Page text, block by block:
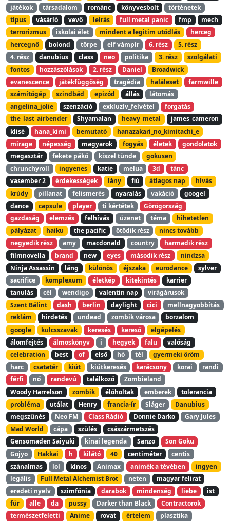
játékok
társadalom románc könyvesbolt
történetek
típus
vásárló vevő leírás full metal panic fmp
mech
terrorizmus
iskolai élet mindent a legitim utódlás
herceg
hercegnő
bolond törpe elf vámpír 6. rész
5. rész
4. rész
danubius class neo politika 3. rész
szolgálati
fontos
hozzászólások 2. rész Daniel
Broadwick
evanescence
játékfüggőség tragédia haláleset
farmwille
számítógép
szindbád epizód állás
látomás
angelina_jolie
szenzáció exkluzív_felvétel
forgatás
the_last_airbender
Shyamalan heavy_metal
james_cameron
klisé
hana_kimi bemutató
hanazakari_no_kimitachi_e
mirage
népesség magyarok fogyás életek
gondolatok
megasztár
fekete pákó kiszel tünde
gokusen
chrunchyroll
ingyenes katie melua 3d
tánc
vasember 2
érdekességek lány fiú átlagos nap
hívás
krúdy
pillanat felismerés nyaralás vakáció
googel
dance
capsule player ti kértétek
Görögország
gazdaság
elemzés felhívás üzenet téma
hihetetlen
pályázat
haiku the pacific ötödik rész
nincs tovább
negyedik rész
amy macdonald country
harmadik rész
filmnovella
brand new eyes második rész
nindzsa
Ninja Assassin
láng különös éjszaka eurodance
sylver
sacrifice
komplexum életkép kitekintés
karrier
tanulás
cél wendigo valentin nap
virágárusok
Szent Bálint
dash berlin daylight cici
mellnagyobbítás
reklám
hirdetés undead zombik városa
borzalom
google
kulcsszavak keresés kereső
elgépelés
álomfejtés
álmoskönyv i hegyek falu
valóság
celebration
best of első hó tél
gyermeki öröm
harc
csatatér kiút kiútkeresés karácsony korai
randi
férfi
nő randevú találkozó
Zombieland
Woody Harrelson
zombik élőholtak emberek
tolerancia
probléma
utálat Henry francia-ír Sláger
Danubius
megszűnés
Neo FM Class Rádió Donnie Darko
Gary Jules
Mad World
cápa szülés
császármetszés
Gensomaden Saiyuki
kínai legenda Sanzo
Son Goku
Gojyo
Hakkai h kilátó 40 centiméter
centis
szánalmas
lol kínos Animax animék a tévében
ingyen
legális
Full Metal Alchemist Brot neten
magyar felirat
eredeti nyelv
szimfónia darabok mindenség liebe
ist
für
alle da pussy Darker than Black
Contractorok
természetfeletti
Anime rovat értelem
plasztika